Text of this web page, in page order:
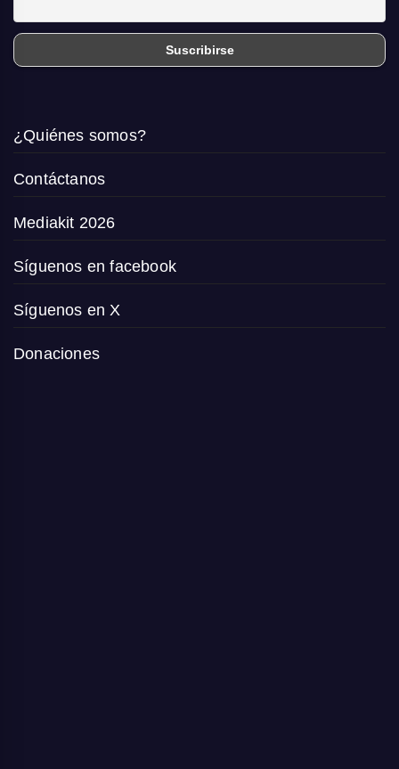
¿Quiénes somos?
Contáctanos
Mediakit 2026
Síguenos en facebook
Síguenos en X
Donaciones